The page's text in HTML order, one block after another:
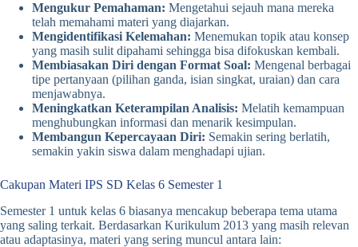
Mengukur Pemahaman: Mengetahui sejauh mana mereka
telah memahami materi yang diajarkan.
Mengidentifikasi Kelemahan: Menemukan topik atau konsep
yang masih sulit dipahami sehingga bisa difokuskan kembali.
Membiasakan Diri dengan Format Soal: Mengenal berbagai
tipe pertanyaan (pilihan ganda, isian singkat, uraian) dan cara
menjawabnya.
Meningkatkan Keterampilan Analisis: Melatih kemampuan
menghubungkan informasi dan menarik kesimpulan.
Membangun Kepercayaan Diri: Semakin sering berlatih,
semakin yakin siswa dalam menghadapi ujian.
Cakupan Materi IPS SD Kelas 6 Semester 1
Semester 1 untuk kelas 6 biasanya mencakup beberapa tema utama
yang saling terkait. Berdasarkan Kurikulum 2013 yang masih relevan
atau adaptasinya, materi yang sering muncul antara lain: